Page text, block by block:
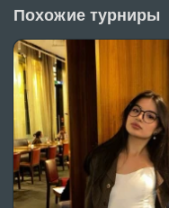
Похожие турниры